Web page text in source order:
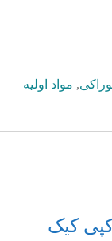
, مواد اولیه
کیک